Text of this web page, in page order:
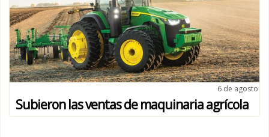
6 de agosto
Subieron las ventas de maquinaria agrícola